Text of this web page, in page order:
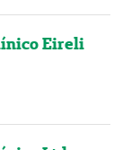
Eireli